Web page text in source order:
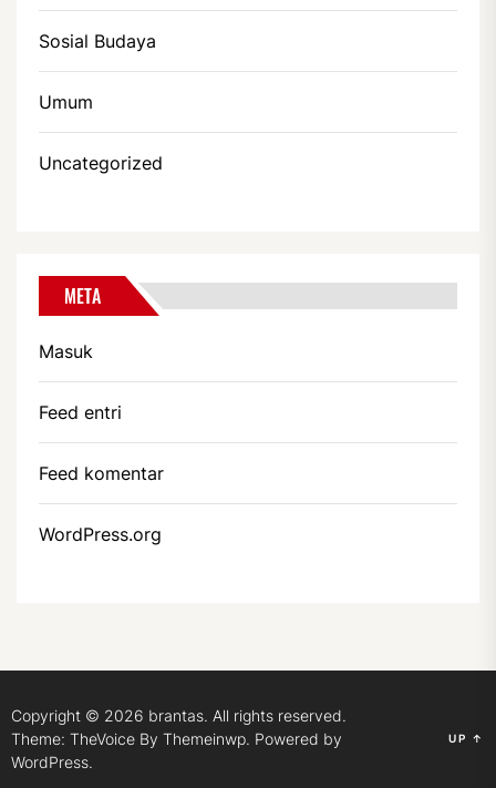
Sosial Budaya
Umum
Uncategorized
META
Masuk
Feed entri
Feed komentar
WordPress.org
Copyright © 2026 brantas. All rights reserved.
Theme: TheVoice By Themeinwp. Powered by
WordPress.
UP ↑